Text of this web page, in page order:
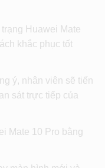
Huawei Mate
khắc phục tốt
ý, nhân viên sẽ tiến
sát trực tiếp của
Mate 10 Pro bằng